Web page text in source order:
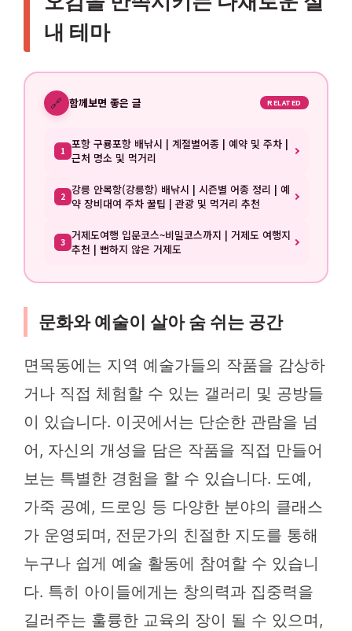
내 테마
🔗 함께보면 좋은 글 RELATED
1 포항 구룡포항 배낚시 | 계절별어종 | 예약 및 주차 |
근처 명소 및 먹거리
2 강릉 안목항(강릉항) 배낚시 | 시즌별 어종 정리 | 예
약 장비대여 주차 꿀팁 | 관광 및 먹거리 추천
3 거제도여행 입문코스~비밀코스까지 | 거제도 여행지
추천 | 뻔하지 않은 거제도
문화와 예술이 살아 숨 쉬는 공간
면목동에는 지역 예술가들의 작품을 감상하
거나 직접 체험할 수 있는 갤러리 및 공방들
이 있습니다. 이곳에서는 단순한 관람을 넘
어, 자신의 개성을 담은 작품을 직접 만들어
보는 특별한 경험을 할 수 있습니다. 도예,
가죽 공예, 드로잉 등 다양한 분야의 클래스
가 운영되며, 전문가의 친절한 지도를 통해
누구나 쉽게 예술 활동에 참여할 수 있습니
다. 특히 아이들에게는 창의력과 집중력을
길러주는 훌륭한 교육의 장이 될 수 있으며,